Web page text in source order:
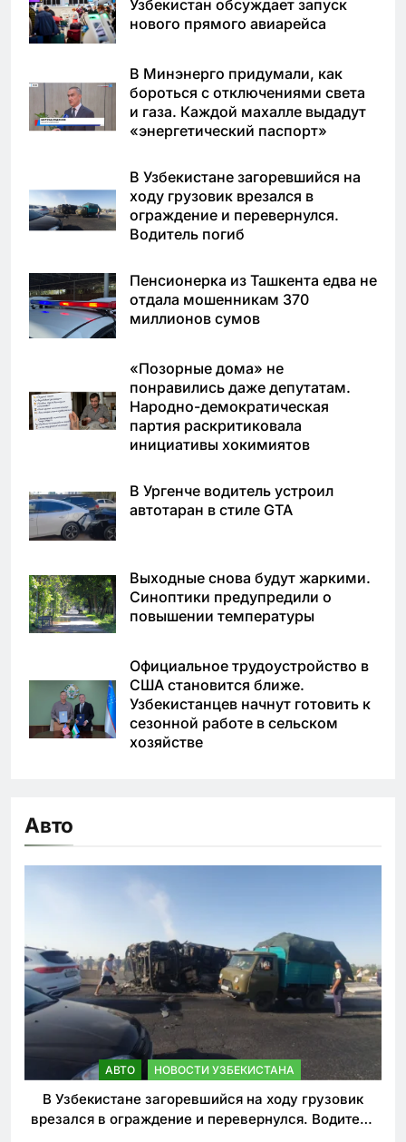
Узбекистан обсуждает запуск
нового прямого авиарейса
В Минэнерго придумали, как
бороться с отключениями света
и газа. Каждой махалле выдадут
«энергетический паспорт»
В Узбекистане загоревшийся на
ходу грузовик врезался в
ограждение и перевернулся.
Водитель погиб
Пенсионерка из Ташкента едва не
отдала мошенникам 370
миллионов сумов
«Позорные дома» не
понравились даже депутатам.
Народно-демократическая
партия раскритиковала
инициативы хокимиятов
В Ургенче водитель устроил
автотаран в стиле GTA
Выходные снова будут жаркими.
Синоптики предупредили о
повышении температуры
Официальное трудоустройство в
США становится ближе.
Узбекистанцев начнут готовить к
сезонной работе в сельском
хозяйстве
Авто
АВТО НОВОСТИ УЗБЕКИСТАНА
В Узбекистане загоревшийся на ходу грузовик
врезался в ограждение и перевернулся. Водитель